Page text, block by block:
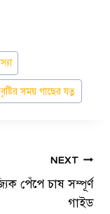
বৃষ্টির সময় গাছের যত্ন
NEXT
পেঁপে চাষ সম্পূর্ণ
গাইড